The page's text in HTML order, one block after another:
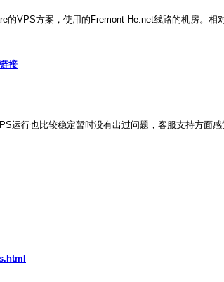
的VPS方案，使用的Fremont He.net线路的机房。相
接
运行也比较稳定暂时没有出过问题，客服支持方面